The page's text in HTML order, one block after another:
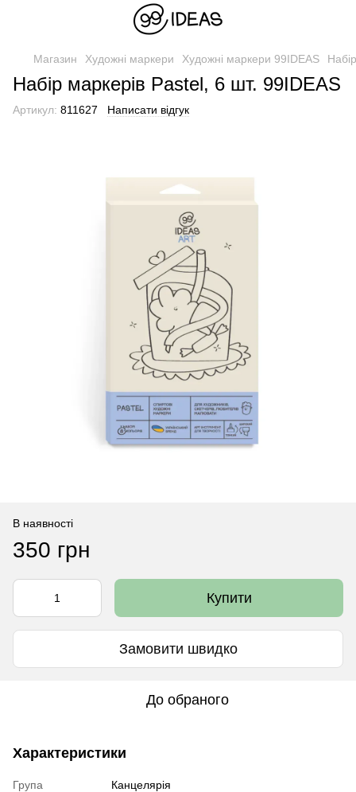
Магазин Художні маркери Художні маркери 99IDEAS
Набір маркерів Pastel, 6 шт. 99IDEAS
Артикул: 811627 Написати відгук
В наявності
350 грн
Купити
Замовити швидко
До обраного
Характеристики
Група
Канцелярія